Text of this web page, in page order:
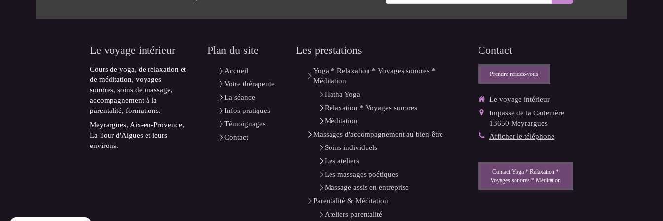
Le voyage intérieur
Cours de yoga, de relaxation et
de méditation, voyages
sonores, soins de massage,
accompagnement à la
parentalité, formations.
Meyrargues, Aix-en-Provence,
La Tour d'Aigues et leurs
environs.
Plan du site
Accueil
Votre thérapeute
La séance
Infos pratiques
Témoignages
Contact
Les prestations
Yoga * Relaxation * Voyages sonores *
Méditation
Hatha Yoga
Relaxation * Voyages sonores
Méditation
Massages d'accompagnement au bien-être
Soins individuels
Les ateliers
Les massages poétiques
Massage assis en entreprise
Parentalité & Méditation
Ateliers parentalité
Contact
Prendre rendez-vous
Le voyage intérieur
Impasse de la Cadenière
13650 Meyrargues
Afficher le téléphone
Contact Yoga * Relaxation *
Voyages sonores * Méditation